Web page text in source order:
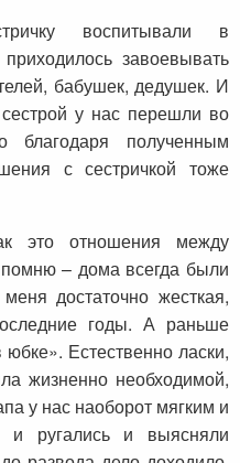
воспитывали в
завоевывать
бабушек, дедушек. И
у нас перешли во
благодаря полученным
с сестричкой тоже
это отношения между
– дома всегда были
достаточно жесткая,
годы. А раньше
Естественно ласки,
жизненно необходимой,
у нас наоборот мягким и
ругались и выясняли